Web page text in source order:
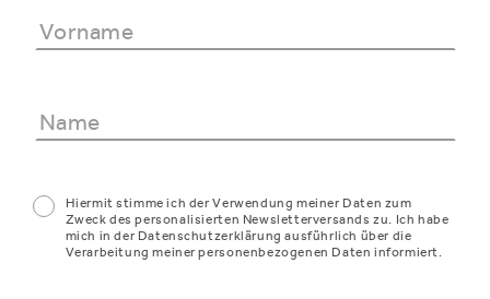
Hiermit stimme ich der Verwendung meiner Daten zum
Zweck des personalisierten Newsletterversands zu. Ich habe
mich in der Datenschutzerklärung ausführlich über die
Verarbeitung meiner personenbezogenen Daten informiert.